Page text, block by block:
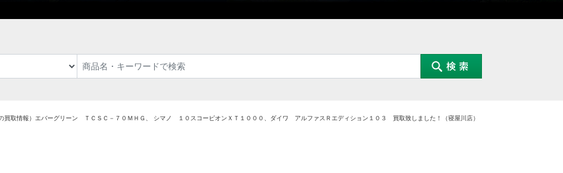
の買取情報）エバーグリーン ＴＣＳＣ－７０ＭＨＧ、 シマノ １０スコーピオンＸＴ１０００、ダイワ アルファスＲエディション１０３ 買取致しました！（寝屋川店）